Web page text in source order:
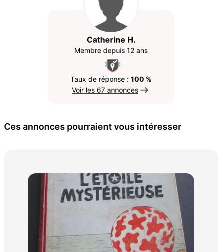
Catherine H.
Membre depuis 12 ans
Taux de réponse : 100 %
Voir les 67 annonces
Ces annonces pourraient vous intéresser